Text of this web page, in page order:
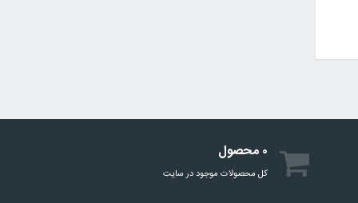
۰ محصول
کل محصولات موجود در سایت